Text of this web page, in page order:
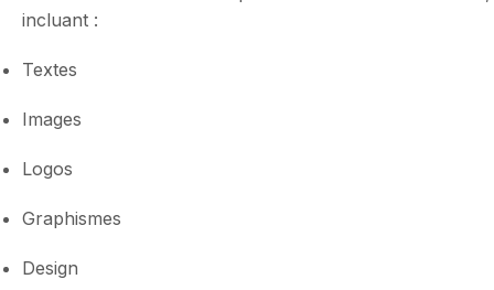
incluant :
Textes
Images
Logos
Graphismes
Design